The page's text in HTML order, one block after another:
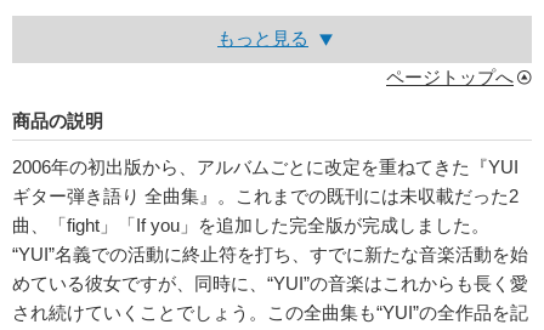
もっと見る
ページトップへ
商品の説明
2006年の初出版から、アルバムごとに改定を重ねてきた『YUI
ギター弾き語り 全曲集』。これまでの既刊には未収載だった2
曲、「fight」「If you」を追加した完全版が完成しました。
“YUI”名義での活動に終止符を打ち、すでに新たな音楽活動を始
めている彼女ですが、同時に、“YUI”の音楽はこれからも長く愛
され続けていくことでしょう。この全曲集も“YUI”の全作品を記